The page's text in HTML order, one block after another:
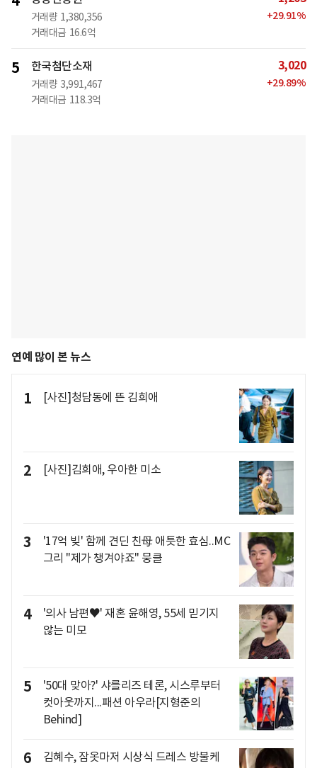
거래량 1,380,356
거래대금 16.6억
+29.91%
5 한국첨단소재
거래량 3,991,467
거래대금 118.3억
3,020
+29.89%
연예 많이 본 뉴스
1 [사진]청담동에 뜬 김희애
2 [사진]김희애, 우아한 미소
3
'17억 빚' 함께 견딘 친母 애틋한 효심..MC
그리 "제가 챙겨야죠" 뭉클
4
'의사 남편♥' 재혼 윤해영, 55세 믿기지
않는 미모
5
'50대 맞아?' 샤를리즈 테론, 시스루부터
컷아웃까지...패션 아우라[지형준의
Behind]
6
김혜수, 잠옷마저 시상식 드레스 방불케